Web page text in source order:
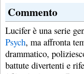
Commento
Lucifer è una serie
Psych, ma affronta
drammatico,
battute divertenti e